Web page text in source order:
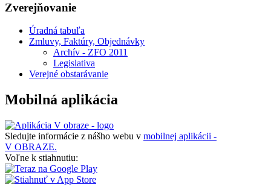
Zverejňovanie
Úradná tabuľa
Zmluvy, Faktúry, Objednávky
Archív - ZFO 2011
Legislativa
Verejné obstarávanie
Mobilná aplikácia
Sledujte informácie z nášho webu v mobilnej aplikácii -
V OBRAZE.
Voľne k stiahnutiu: